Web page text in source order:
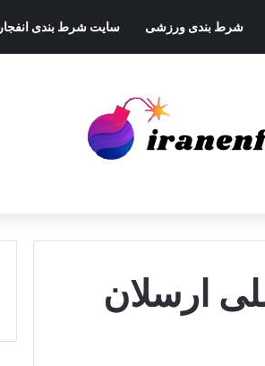
شرط بندی ورزشی سایت شرط بندی انفجار
ارسلان